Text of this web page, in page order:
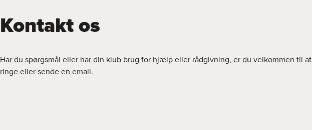
Kontakt os
Har du spørgsmål eller har din klub brug for hjælp eller rådgivning, er du velkommen til at
ringe eller sende en email.